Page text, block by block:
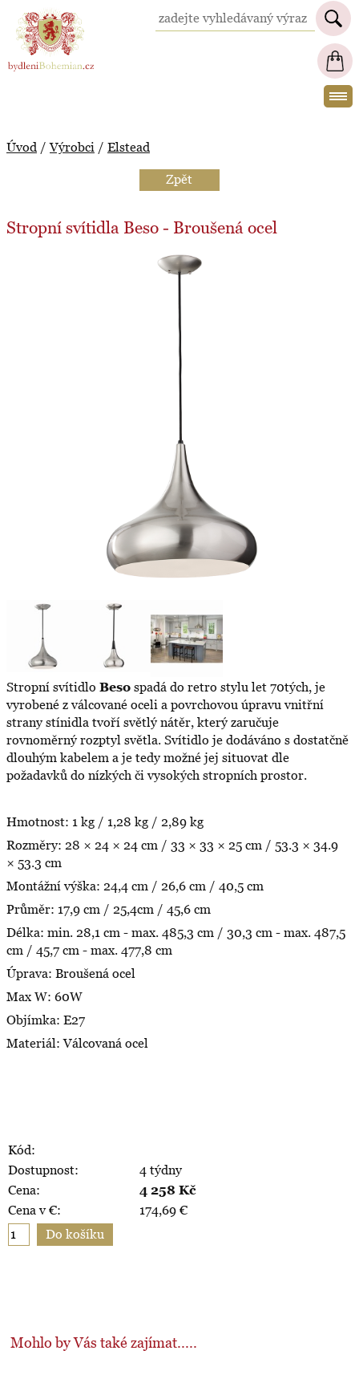
BydleniBohemian.cz
Úvod /Výrobci / Elstead
Zpět
Stropní svítidla Beso - Broušená ocel
Stropní svítidlo Beso spadá do retro stylu let 70tých, je
vyrobené z válcované oceli a povrchovou úpravu vnitřní
strany stínidla tvoří světlý nátěr, který zaručuje
rovnoměrný rozptyl světla. Svítidlo je dodáváno s dostatčně
dlouhým kabelem a je tedy možné jej situovat dle
požadavků do nízkých či vysokých stropních prostor.
Hmotnost: 1 kg / 1,28 kg / 2,89 kg
Rozměry: 28 × 24 × 24 cm / 33 × 33 × 25 cm / 53.3 × 34.9
× 53.3 cm
Montážní výška: 24,4 cm / 26,6 cm / 40,5 cm
Průměr: 17,9 cm / 25,4cm / 45,6 cm
Délka: min. 28,1 cm - max. 485,3 cm / 30,3 cm - max. 487,5
cm / 45,7 cm - max. 477,8 cm
Úprava: Broušená ocel
Max W: 60W
Objímka: E27
Materiál: Válcovaná ocel
Kód:
Dostupnost:
4 týdny
Cena:
4 258 Kč
Cena v €:
174,69 €
Mohlo by Vás také zajímat.....